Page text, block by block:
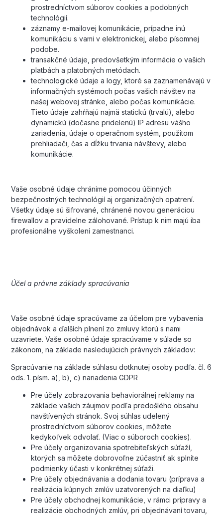
prostredníctvom súborov cookies a podobných
technológií.
záznamy e-mailovej komunikácie, prípadne inú
komunikáciu s vami v elektronickej, alebo písomnej
podobe.
transakčné údaje, predovšetkým informácie o vašich
platbách a platobných metódach.
technologické údaje a logy, ktoré sa zaznamenávajú v
informačných systémoch počas vašich návštev na
našej webovej stránke, alebo počas komunikácie.
Tieto údaje zahŕňajú najmä statickú (trvalú), alebo
dynamickú (dočasne pridelenú) IP adresu vášho
zariadenia, údaje o operačnom systém, použitom
prehliadači, čas a dĺžku trvania návštevy, alebo
komunikácie.
Vaše osobné údaje chránime pomocou účinných
bezpečnostných technológií aj organizačných opatrení.
Všetky údaje sú šifrované, chránené novou generáciou
firewallov a pravidelne zálohované. Prístup k nim majú iba
profesionálne vyškolení zamestnanci.
Účel a právne základy spracúvania
Vaše osobné údaje spracúvame za účelom pre vybavenia
objednávok a ďalších plnení zo zmluvy ktorú s nami
uzavriete. Vaše osobné údaje spracúvame v súlade so
zákonom, na základe nasledujúcich právnych základov:
Spracúvanie na základe súhlasu dotknutej osoby podľa. čl. 6
ods. 1. písm. a), b), c) nariadenia GDPR
Pre účely zobrazovania behaviorálnej reklamy na
základe vašich záujmov podľa predošlého obsahu
navštívených stránok. Svoj súhlas udelený
prostredníctvom súborov cookies, môžete
kedykoľvek odvolať. (Viac o súboroch cookies).
Pre účely organizovania spotrebiteľských súťaží,
ktorých sa môžete dobrovoľne zúčastniť ak splníte
podmienky účasti v konkrétnej súťaži.
Pre účely objednávania a dodania tovaru (príprava a
realizácia kúpnych zmlúv uzatvorených na diaľku)
Pre účely obchodnej komunikácie, v rámci prípravy a
realizácie obchodných zmlúv, pri objednávaní tovaru,